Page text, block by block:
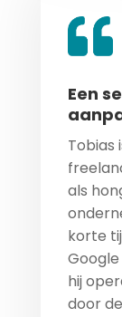
Een
Tobias
als
korte
hij
door